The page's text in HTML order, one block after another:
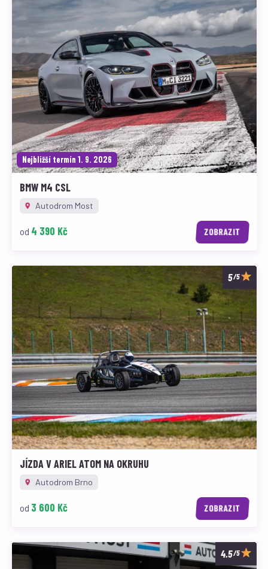
Nejbližší termín 1. 9. 2026
BMW M4 CSL
Autodrom Most
od 4 390 Kč ZOBRAZIT
/5
JÍZDA V ARIEL ATOM NA OKRUHU
Autodrom Brno
od 3 600 Kč ZOBRAZIT
/5